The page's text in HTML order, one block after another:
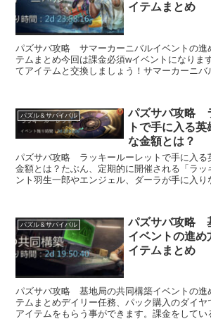
イテムまとめ
パズサバ攻略 サマーカーニバルイベントの進
テムまとめ今回は課金必須wイベントになりま
てアイテムと交換しましょう！サマーカーニ
パズル＆サバイバル
パズサバ攻略
トで手に入る
な金額とは？
パズサバ攻略 ラッキールーレットで手に入る
金額とは？たぶん、定期的に開催される「ラ
ント羽生一郎やエンジェル、ダーラが手に入り
パズル＆サバイバル
パズサバ攻略
イベントの進め
イテムまとめ
パズサバ攻略 基地局の共同構築イベントの進
テムまとめデイリー任務、パック購入のダイヤ
アイテムをもらう事ができます。課金をしてい